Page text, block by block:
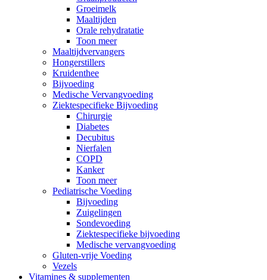
Groeimelk
Maaltijden
Orale rehydratatie
Toon meer
Maaltijdvervangers
Hongerstillers
Kruidenthee
Bijvoeding
Medische Vervangvoeding
Ziektespecifieke Bijvoeding
Chirurgie
Diabetes
Decubitus
Nierfalen
COPD
Kanker
Toon meer
Pediatrische Voeding
Bijvoeding
Zuigelingen
Sondevoeding
Ziektespecifieke bijvoeding
Medische vervangvoeding
Gluten-vrije Voeding
Vezels
Vitamines & supplementen